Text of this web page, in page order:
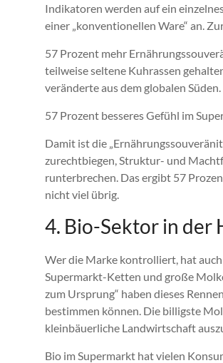
Indikatoren werden auf ein
einer „konventionellen Ware“ an.
57 Prozent mehr
teilweise seltene Kuhrassen
veränderte aus dem globalen
57 Prozent besseres Gefühl im
Damit ist die
zurechtbiegen, Struktur- und
runterbrechen. Das ergibt 57
nicht viel übrig.
4. Bio-Sektor in der
Wer die Marke kontrolliert, hat
Supermarkt-Ketten und große
zum Ursprung“ haben dieses
bestimmen können. Die billigste
kleinbäuerliche Landwirtschaft
Bio im Supermarkt hat vielen